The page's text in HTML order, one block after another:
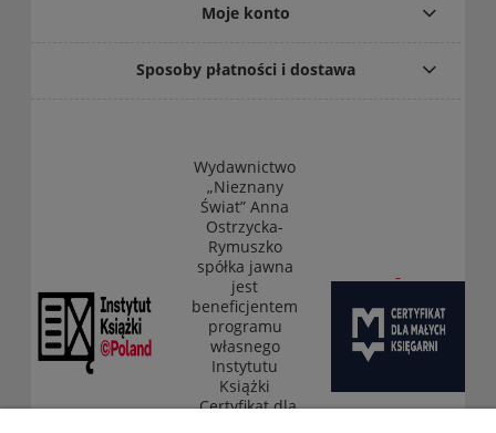
Moje konto
Sposoby płatności i dostawa
Wydawnictwo
„Nieznany
Świat” Anna
Ostrzycka-
Rymuszko
spółka jawna
jest
beneficjentem
programu
własnego
Instytutu
Książki
„Certyfikat dla